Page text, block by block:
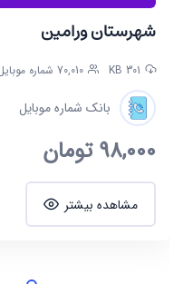
شهرستان ورامین
301 KB 70,010 شماره موبایل
بانک شماره موبایل
98,000تومان
مشاهده بیشتر